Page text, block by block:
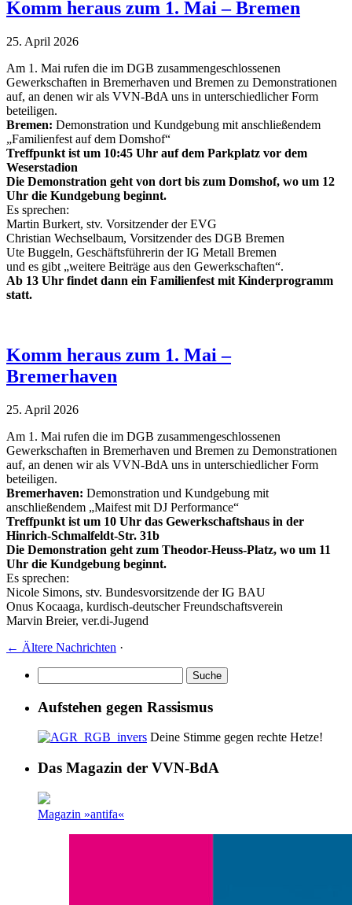
Komm heraus zum 1. Mai – Bremen
25. April 2026
Am 1. Mai rufen die im DGB zusammengeschlossenen
Gewerkschaften in Bremerhaven und Bremen zu Demonstrationen
auf, an denen wir als VVN-BdA uns in unterschiedlicher Form
beteiligen.
Bremen: Demonstration und Kundgebung mit anschließendem
„Familienfest auf dem Domshof“
Treffpunkt ist um 10:45 Uhr auf dem Parkplatz vor dem
Weserstadion
Die Demonstration geht von dort bis zum Domshof, wo um 12
Uhr die Kundgebung beginnt.
Es sprechen:
Martin Burkert, stv. Vorsitzender der EVG
Christian Wechselbaum, Vorsitzender des DGB Bremen
Ute Buggeln, Geschäftsführerin der IG Metall Bremen
und es gibt „weitere Beiträge aus den Gewerkschaften“.
Ab 13 Uhr findet dann ein Familienfest mit Kinderprogramm
statt.
Komm heraus zum 1. Mai –
Bremerhaven
25. April 2026
Am 1. Mai rufen die im DGB zusammengeschlossenen
Gewerkschaften in Bremerhaven und Bremen zu Demonstrationen
auf, an denen wir als VVN-BdA uns in unterschiedlicher Form
beteiligen.
Bremerhaven: Demonstration und Kundgebung mit
anschließendem „Maifest mit DJ Performance“
Treffpunkt ist um 10 Uhr das Gewerkschaftshaus in der
Hinrich-Schmalfeldt-Str. 31b
Die Demonstration geht zum Theodor-Heuss-Platz, wo um 11
Uhr die Kundgebung beginnt.
Es sprechen:
Nicole Simons, stv. Bundesvorsitzende der IG BAU
Onus Kocaaga, kurdisch-deutscher Freundschaftsverein
Marvin Breier, ver.di-Jugend
← Ältere Nachrichten ·
Aufstehen gegen Rassismus
Deine Stimme gegen rechte Hetze!
Das Magazin der VVN-BdA
Magazin »antifa«